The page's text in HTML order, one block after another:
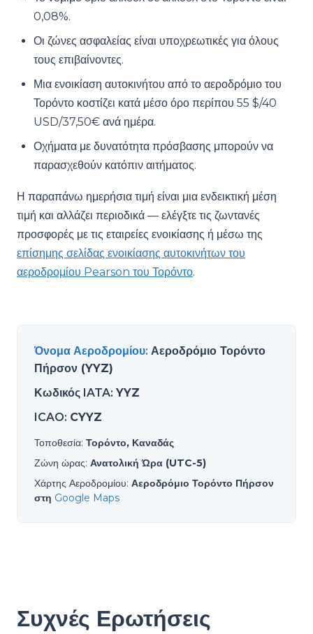
0,08%.
Οι ζώνες ασφαλείας είναι υποχρεωτικές για όλους
τους επιβαίνοντες.
Μια ενοικίαση αυτοκινήτου από το αεροδρόμιο του
Τορόντο κοστίζει κατά μέσο όρο περίπου 55 $/40
USD/37,50€ ανά ημέρα.
Οχήματα με δυνατότητα πρόσβασης μπορούν να
παρασχεθούν κατόπιν αιτήματος.
Η παραπάνω ημερήσια τιμή είναι μια ενδεικτική μέση
τιμή και αλλάζει περιοδικά — ελέγξτε τις ζωντανές
προσφορές με τις εταιρείες ενοικίασης ή μέσω της
επίσημης σελίδας ενοικίασης αυτοκινήτων του
αεροδρομίου Pearson του Τορόντο.
Όνομα Αεροδρομίου: Αεροδρόμιο Τορόντο
Πήρσον (YYZ)
Κωδικός IATA: YYZ
ICAO: CYYZ
Τοποθεσία: Τορόντο, Καναδάς
Ζώνη ώρας: Ανατολική Ώρα (UTC-5)
Χάρτης Αεροδρομίου: Αεροδρόμιο Τορόντο Πήρσον
στη Google Maps
Συχνές Ερωτήσεις